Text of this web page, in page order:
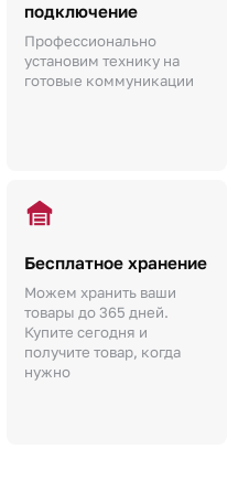
подключение
Профессионально
установим технику на
готовые коммуникации
Бесплатное хранение
Можем хранить ваши
товары до 365 дней.
Купите сегодня и
получите товар, когда
нужно